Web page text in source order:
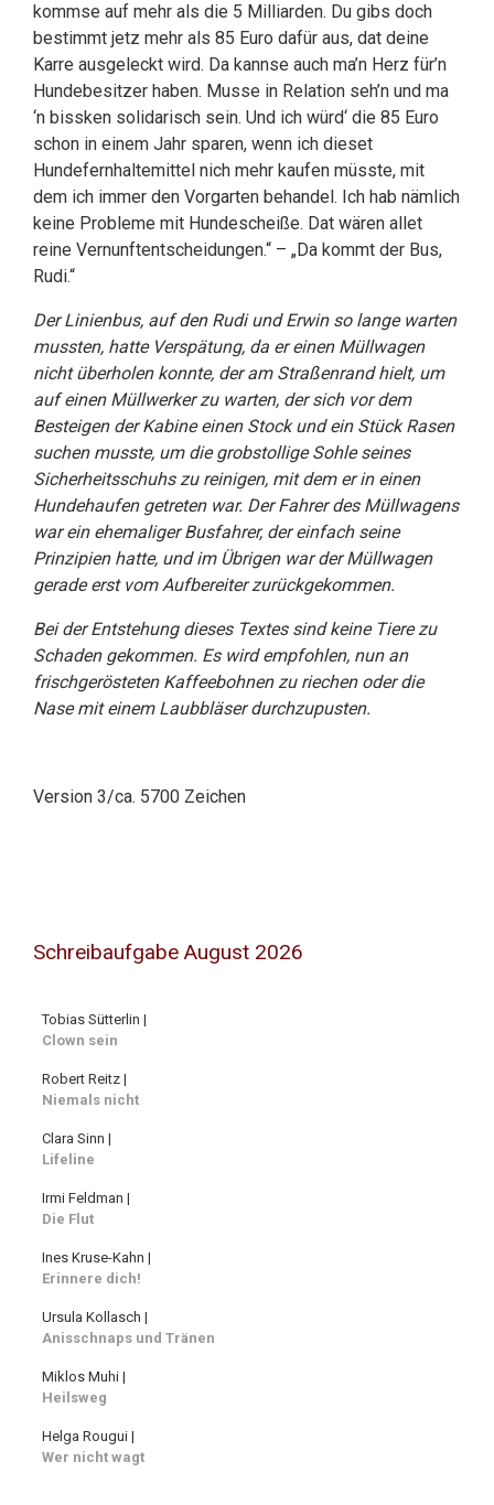
kommse auf mehr als die 5 Milliarden. Du gibs doch
bestimmt jetz mehr als 85 Euro dafür aus, dat deine
Karre ausgeleckt wird. Da kannse auch ma’n Herz für’n
Hundebesitzer haben. Musse in Relation seh’n und ma
‘n bissken solidarisch sein. Und ich würd‘ die 85 Euro
schon in einem Jahr sparen, wenn ich dieset
Hundefernhaltemittel nich mehr kaufen müsste, mit
dem ich immer den Vorgarten behandel. Ich hab nämlich
keine Probleme mit Hundescheiße. Dat wären allet
reine Vernunftentscheidungen.“ – „Da kommt der Bus,
Rudi.“
Der Linienbus, auf den Rudi und Erwin so lange warten
mussten, hatte Verspätung, da er einen Müllwagen
nicht überholen konnte, der am Straßenrand hielt, um
auf einen Müllwerker zu warten, der sich vor dem
Besteigen der Kabine einen Stock und ein Stück Rasen
suchen musste, um die grobstollige Sohle seines
Sicherheitsschuhs zu reinigen, mit dem er in einen
Hundehaufen getreten war. Der Fahrer des Müllwagens
war ein ehemaliger Busfahrer, der einfach seine
Prinzipien hatte, und im Übrigen war der Müllwagen
gerade erst vom Aufbereiter zurückgekommen.
Bei der Entstehung dieses Textes sind keine Tiere zu
Schaden gekommen. Es wird empfohlen, nun an
frischgerösteten Kaffeebohnen zu riechen oder die
Nase mit einem Laubbläser durchzupusten.
Version 3/ca. 5700 Zeichen
Schreibaufgabe August 2026
Tobias Sütterlin |
Clown sein
Robert Reitz |
Niemals nicht
Clara Sinn |
Lifeline
Irmi Feldman |
Die Flut
Ines Kruse-Kahn |
Erinnere dich!
Ursula Kollasch |
Anisschnaps und Tränen
Miklos Muhi |
Heilsweg
Helga Rougui |
Wer nicht wagt